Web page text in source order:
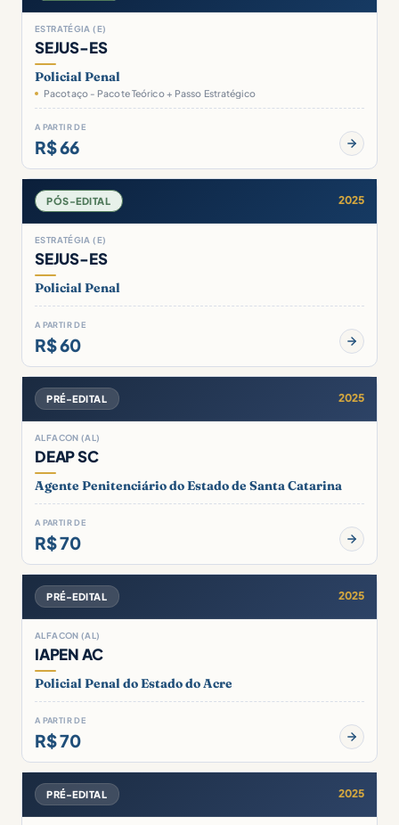
ESTRATÉGIA (E)
SEJUS-ES
Policial Penal
Pacotaço - Pacote Teórico + Passo Estratégico
A PARTIR DE
R$ 66
PÓS-EDITAL 2025
ESTRATÉGIA (E)
SEJUS-ES
Policial Penal
A PARTIR DE
R$ 60
PRÉ-EDITAL 2025
ALFACON (AL)
DEAP SC
Agente Penitenciário do Estado de Santa Catarina
A PARTIR DE
R$ 70
PRÉ-EDITAL 2025
ALFACON (AL)
IAPEN AC
Policial Penal do Estado do Acre
A PARTIR DE
R$ 70
PRÉ-EDITAL 2025